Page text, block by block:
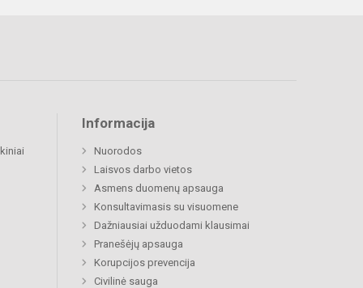
Informacija
Nuorodos
Laisvos darbo vietos
Asmens duomenų apsauga
Konsultavimasis su visuomene
Dažniausiai užduodami klausimai
Pranešėjų apsauga
Korupcijos prevencija
Civilinė sauga